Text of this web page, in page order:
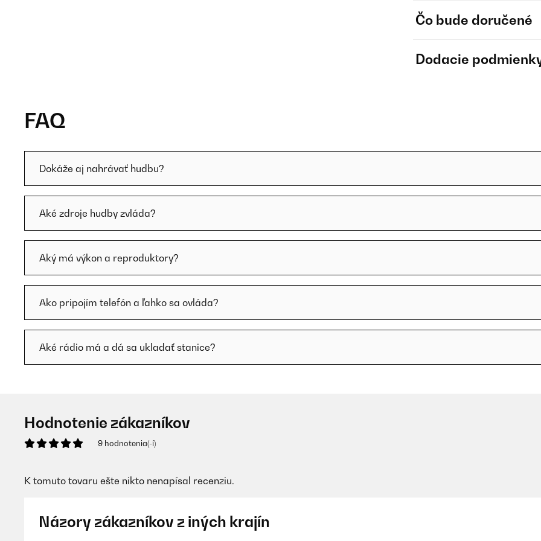
Čo bude doručené
Dodacie
FAQ
Dokáže aj nahrávať hudbu?
Aké zdroje hudby zvláda?
Aký má výkon a reproduktory?
Ako pripojím telefón a ľahko sa ovláda?
Aké rádio má a dá sa ukladať stanice?
Hodnotenie zákazníkov
9 hodnotenia(-í)
K tomuto tovaru ešte nikto nenapísal recenziu.
Názory zákazníkov z iných krajín